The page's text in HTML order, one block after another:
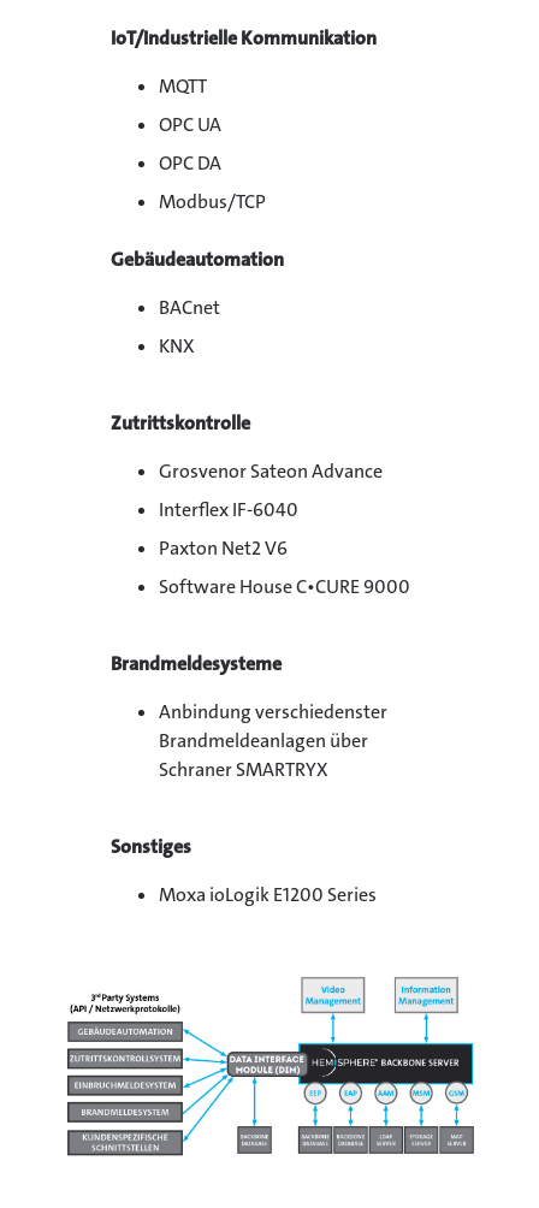
IoT/Industrielle Kommunikation
MQTT
OPC UA
OPC DA
Modbus/TCP
Gebäudeautomation
BACnet
KNX
Zutrittskontrolle
Grosvenor Sateon Advance
Interflex IF-6040
Paxton Net2 V6
Software House C•CURE 9000
Brandmeldesysteme
Anbindung verschiedenster
Brandmeldeanlagen über
Schraner SMARTRYX
Sonstiges
Moxa ioLogik E1200 Series